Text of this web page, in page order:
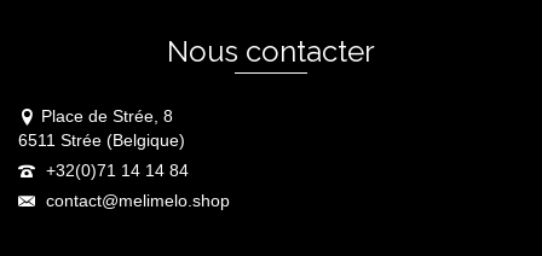
Nous contacter
Place de Strée, 8
6511 Strée (Belgique)
+32(0)71 14 14 84
contact@melimelo.shop